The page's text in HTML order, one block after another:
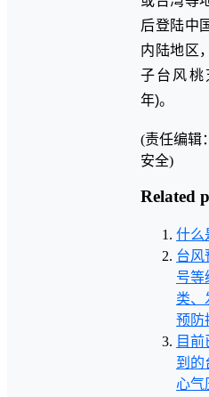
后登陆中
内陆地区
子台风桃
年)。
(责任编辑
安全)
Related
什么
台风
号等
类、
预防
目前
到的
心气